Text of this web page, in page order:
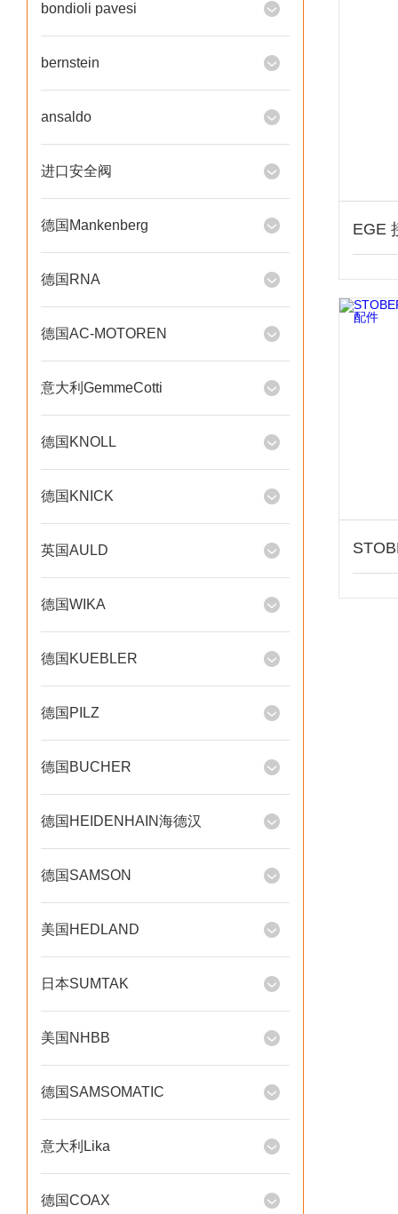
bondioli pavesi
bernstein
ansaldo
进口安全阀
德国Mankenberg
德国RNA
德国AC-MOTOREN
意大利GemmeCotti
德国KNOLL
德国KNICK
英国AULD
德国WIKA
德国KUEBLER
德国PILZ
德国BUCHER
德国HEIDENHAIN海德汉
德国SAMSON
美国HEDLAND
日本SUMTAK
美国NHBB
德国SAMSOMATIC
意大利Lika
德国COAX